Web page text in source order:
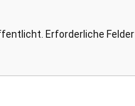
Erforderliche